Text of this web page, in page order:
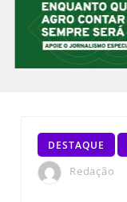
DESTAQUE
Redação